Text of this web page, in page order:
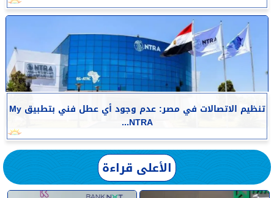
تنظيم الاتصالات في مصر: عدم وجود أي عطل فني بتطبيق My
NTRA...
الأعلى قراءة